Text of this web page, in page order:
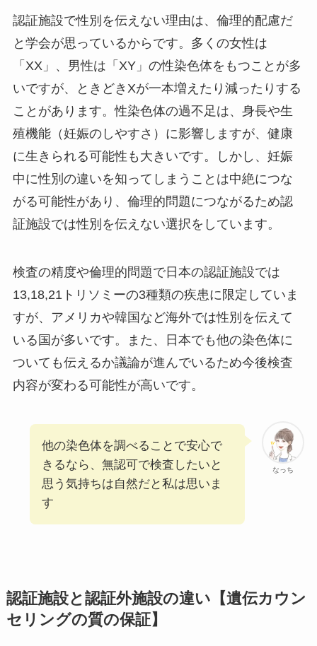
認証施設で性別を伝えない理由は、倫理的配慮だ
と学会が思っているからです。多くの女性は
「XX」、男性は「XY」の性染色体をもつことが多
いですが、ときどきXが一本増えたり減ったりする
ことがあります。性染色体の過不足は、身長や生
殖機能（妊娠のしやすさ）に影響しますが、健康
に生きられる可能性も大きいです。しかし、妊娠
中に性別の違いを知ってしまうことは中絶につな
がる可能性があり、倫理的問題につながるため認
証施設では性別を伝えない選択をしています。
検査の精度や倫理的問題で日本の認証施設では
13,18,21トリソミーの3種類の疾患に限定していま
すが、アメリカや韓国など海外では性別を伝えて
いる国が多いです。また、日本でも他の染色体に
ついても伝えるか議論が進んでいるため今後検査
内容が変わる可能性が高いです。
なっち
他の染色体を調べることで安心で
きるなら、無認可で検査したいと
思う気持ちは自然だと私は思いま
す
認証施設と認証外施設の違い【遺伝カウン
セリングの質の保証】